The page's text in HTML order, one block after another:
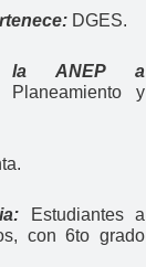
DGES.
la ANEP a
Planeamiento y
Estudiantes a
con 6to grado